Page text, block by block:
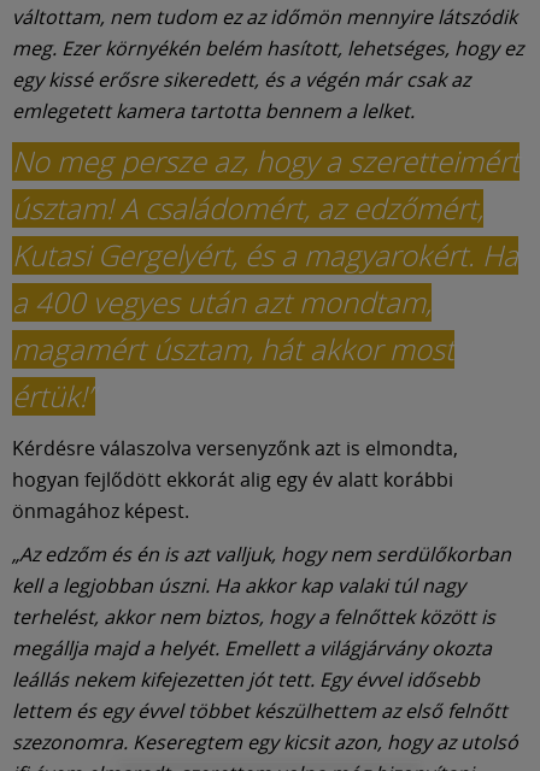
váltottam, nem tudom ez az időmön mennyire látszódik
meg. Ezer környékén belém hasított, lehetséges, hogy ez
egy kissé erősre sikeredett, és a végén már csak az
emlegetett kamera tartotta bennem a lelket.
No meg persze az, hogy a szeretteimért
úsztam! A családomért, az edzőmért,
Kutasi Gergelyért, és a magyarokért. Ha
a 400 vegyes után azt mondtam,
magamért úsztam, hát akkor most
értük!”
Kérdésre válaszolva versenyzőnk azt is elmondta,
hogyan fejlődött ekkorát alig egy év alatt korábbi
önmagához képest.
„Az edzőm és én is azt valljuk, hogy nem serdülőkorban
kell a legjobban úszni. Ha akkor kap valaki túl nagy
terhelést, akkor nem biztos, hogy a felnőttek között is
megállja majd a helyét. Emellett a világjárvány okozta
leállás nekem kifejezetten jót tett. Egy évvel idősebb
lettem és egy évvel többet készülhettem az első felnőtt
szezonomra. Keseregtem egy kicsit azon, hogy az utolsó